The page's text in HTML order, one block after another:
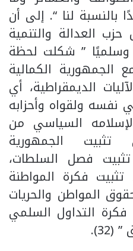
لنا “. إلى أن
العدالة والتنمية
وسلميًا ” شكلت لحظة
الجمهورية الكمالية
الديمقراطية، أي
ولقواه وأحزابه
السياسي من
تثبيت الجمهورية
فصل السلطات،
تثبيت فكرة المواطنة
المواطن والحريات
فكرة التداول السلمي